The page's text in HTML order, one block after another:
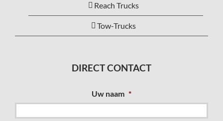
Reach Trucks
Tow-Trucks
DIRECT CONTACT
Uw naam *